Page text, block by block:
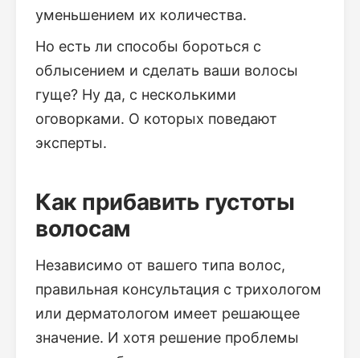
уменьшением их количества.
Но есть ли способы бороться с
облысением и сделать ваши волосы
гуще? Ну да, с несколькими
оговорками. О которых поведают
эксперты.
Как прибавить густоты
волосам
Независимо от вашего типа волос,
правильная консультация с трихологом
или дерматологом имеет решающее
значение. И хотя решение проблемы